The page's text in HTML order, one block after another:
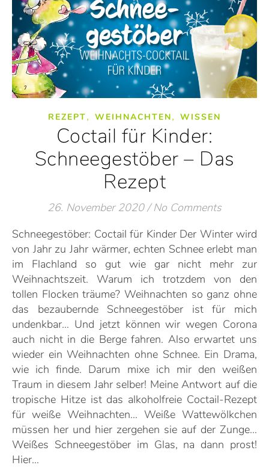
REZEPT, WEIHNACHTEN, WISSEN
Coctail für Kinder:
Schneegestöber – Das
Rezept
26. November 2020 / No Comments
Schneegestöber: Coctail für Kinder Der Winter wird
von Jahr zu Jahr wärmer, echten Schnee erlebt man
im Flachland so gut wie gar nicht mehr zur
Weihnachtszeit. Warum ich trotzdem von den
tollen Flocken träume? Weihnachten so ganz ohne
das bezaubernde Schneegestöber ist für mich
undenkbar… Und jetzt können wir wegen Corona
auch nicht in die Berge fahren. Also erwartet uns
wieder ein Weihnachten ohne Schnee. Ein Drama,
wie ich finde. Darum mixe ich mir den weißen
Traum in diesem Jahr selber! Meine Antwort auf die
tropische Hitze ist das alkoholfreie Coctail-Rezept
für weiße Weihnachten… Weiße Wattewölkchen
müssen her und hier zergehen sie auf der Zunge…
Weißes Schneegestöber im Glas, na dann prost!
Hier…